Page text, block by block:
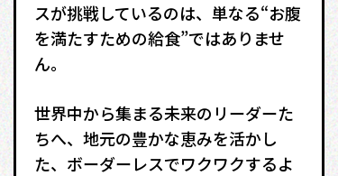
スが挑戦しているのは、単なる“お腹
を満たすための給食”ではありませ
ん。
世界中から集まる未来のリーダーた
ちへ、地元の豊かな恵みを活かし
た、ボーダーレスでワクワクするよ